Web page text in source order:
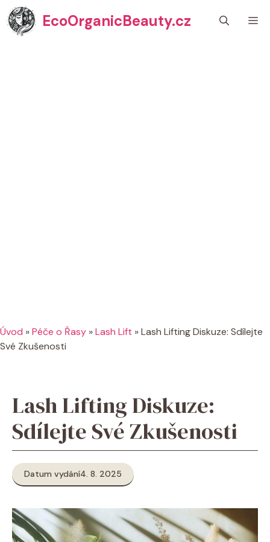
Přeskočit
na
obsah
EcoOrganicBeauty.cz
Úvod »Péče o Řasy »Lash Lift »Lash Lifting Diskuze: Sdílejte
Své Zkušenosti
Lash Lifting Diskuze:
Sdílejte Své Zkušenosti
Datum vydání4. 8. 2025